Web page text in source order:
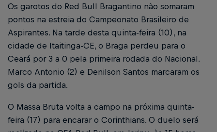
Os garotos do Red Bull Bragantino não somaram
pontos na estreia do Campeonato Brasileiro de
Aspirantes. Na tarde desta quinta-feira (10), na
cidade de Itaitinga-CE, o Braga perdeu para o
Ceará por 3 a 0 pela primeira rodada do Nacional.
Marco Antonio (2) e Denilson Santos marcaram os
gols da partida.
O Massa Bruta volta a campo na próxima quinta-
feira (17) para encarar o Corinthians. O duelo será